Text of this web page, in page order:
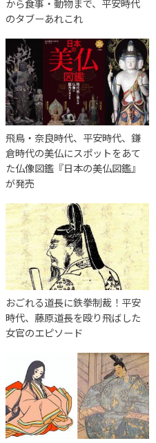
から食事・動物まで、平安時代
のタブーあれこれ
飛鳥・奈良時代、平安時代、鎌
倉時代の美仏にスポットをあて
た仏像図鑑『日本の美仏図鑑』
が発売
おごれる道長に鉄拳制裁！平安
時代、藤原道長を殴り飛ばした
女官のエピソード